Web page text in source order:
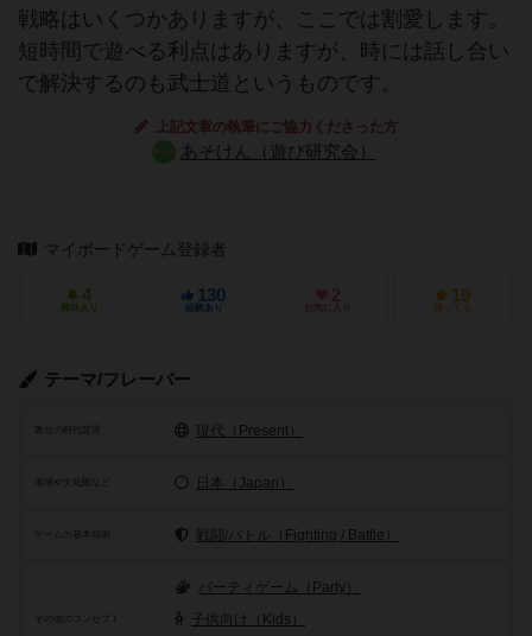
戦略はいくつかありますが、ここでは割愛します。
短時間で遊べる利点はありますが、時には話し合い
で解決するのも武士道というものです。
上記文章の執筆にご協力くださった方
あそけん（遊び研究会）
マイボードゲーム登録者
4
興味あり
130
経験あり
2
お気に入り
19
持ってる
テーマ/フレーバー
舞台の時代背景 現代（Present）
地域や文化圏など 日本（Japan）
ゲームの基本目的 戦闘/バトル（Fighting / Battle）
その他のコンセプト
パーティゲーム（Party）
子供向け（Kids）